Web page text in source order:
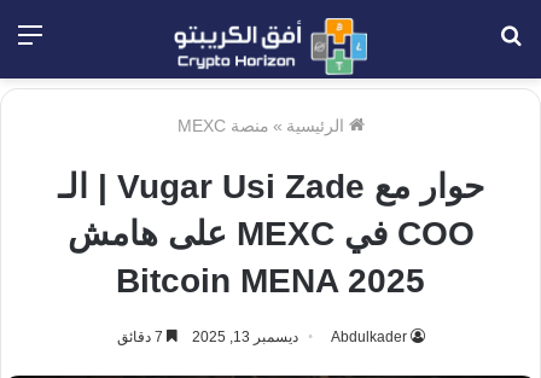
الرئيسية » منصة MEXC
حوار مع Vugar Usi Zade | الـ
COO في MEXC على هامش
Bitcoin MENA 2025
Abdulkader ديسمبر 13, 2025